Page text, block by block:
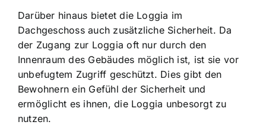
Darüber hinaus bietet die Loggia im
Dachgeschoss auch zusätzliche Sicherheit. Da
der Zugang zur Loggia oft nur durch den
Innenraum des Gebäudes möglich ist, ist sie vor
unbefugtem Zugriff geschützt. Dies gibt den
Bewohnern ein Gefühl der Sicherheit und
ermöglicht es ihnen, die Loggia unbesorgt zu
nutzen.